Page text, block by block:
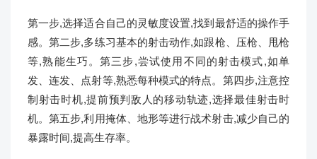
第一步,选择适合自己的灵敏度设置,找到最舒适的操作手
感。第二步,多练习基本的射击动作,如跟枪、压枪、甩枪
等,熟能生巧。第三步,尝试使用不同的射击模式,如单
发、连发、点射等,熟悉每种模式的特点。第四步,注意控
制射击时机,提前预判敌人的移动轨迹,选择最佳射击时
机。第五步,利用掩体、地形等进行战术射击,减少自己的
暴露时间,提高生存率。